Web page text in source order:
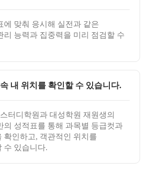
에 맞춰 응시해 실전과 같은
리 능력과 집중력을 미리 점검할 수
내 위치를 확인할 수 있습니다.
터디학원과 대성학원 재원생의
의 성적표를 통해 과목별 등급컷과
확인하고, 객관적인 위치를
수 있습니다.